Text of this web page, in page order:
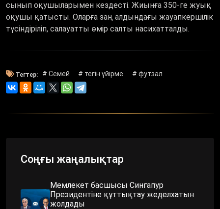
сынып оқушыларымен кездесті. Жиынға 350-ге жуық
оқушы қатысты. Оларға заң алдындағы жауапкершілік
түсіндіріліп, салауатты өмір салты насихатталды.
Тегтер: # Семей # тегін үйірме # футзал
Соңғы жаңалықтар
Мемлекет басшысы Сингапур
Президентіне құттықтау жеделхатын
жолдады